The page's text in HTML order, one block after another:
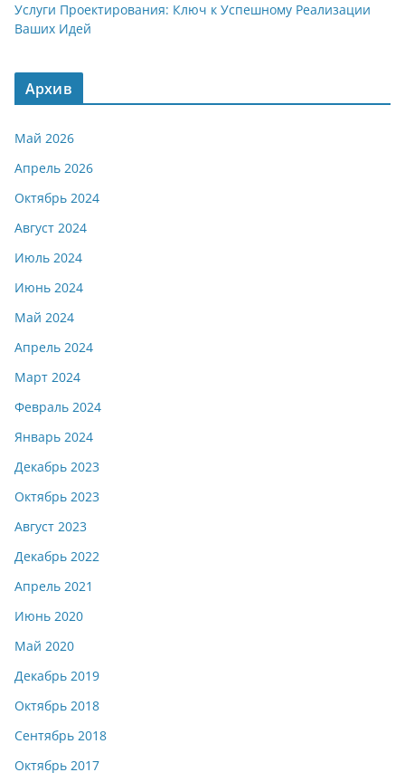
Услуги Проектирования: Ключ к Успешному Реализации
Ваших Идей
Архив
Май 2026
Апрель 2026
Октябрь 2024
Август 2024
Июль 2024
Июнь 2024
Май 2024
Апрель 2024
Март 2024
Февраль 2024
Январь 2024
Декабрь 2023
Октябрь 2023
Август 2023
Декабрь 2022
Апрель 2021
Июнь 2020
Май 2020
Декабрь 2019
Октябрь 2018
Сентябрь 2018
Октябрь 2017